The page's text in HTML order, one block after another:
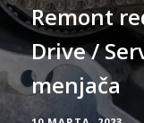
Remont
Drive /
menjača